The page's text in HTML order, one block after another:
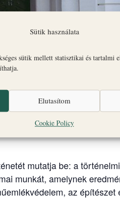
Sütik használata
sütik mellett statisztikai és tartalmi
Elutasítom
Cookie Policy
mutatja be: a
munkát, amelynek
az